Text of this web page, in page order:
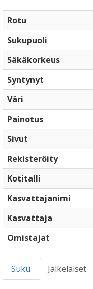
Rotu
Sukupuoli
Säkäkorkeus
Syntynyt
Väri
Painotus
Sivut
Rekisteröity
Kotitalli
Kasvattajanimi
Kasvattaja
Omistajat
Suku Jälkeläiset